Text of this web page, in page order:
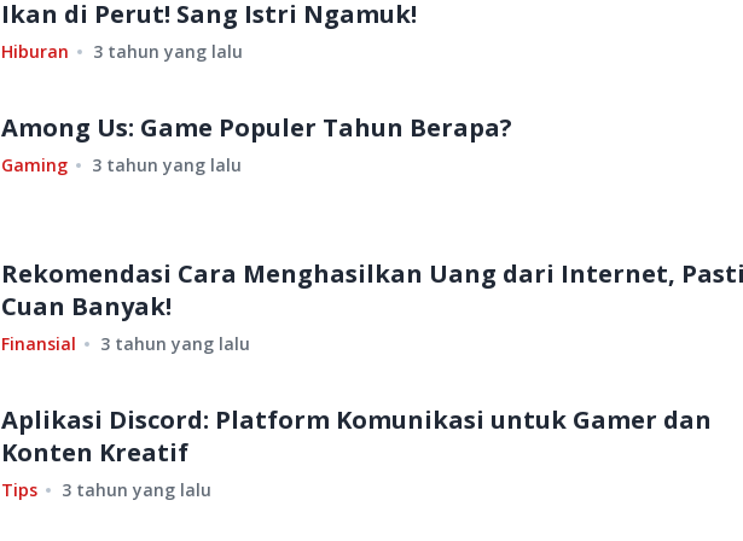
Ikan di Perut! Sang Istri Ngamuk!
Hiburan 3 tahun yang lalu
Among Us: Game Populer Tahun Berapa?
Gaming 3 tahun yang lalu
Rekomendasi Cara Menghasilkan Uang dari Internet,
Cuan Banyak!
Finansial 3 tahun yang lalu
Aplikasi Discord: Platform Komunikasi untuk Gamer dan
Konten Kreatif
Tips 3 tahun yang lalu